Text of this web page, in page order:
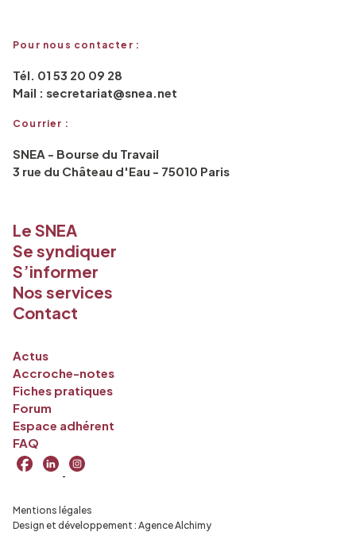
Pour nous contacter :
Tél. 01 53 20 09 28
Mail : secretariat@snea.net
Courrier :
SNEA - Bourse du Travail
3 rue du Château d'Eau - 75010 Paris
Le SNEA
Se syndiquer
S’informer
Nos services
Contact
Actus
Accroche-notes
Fiches pratiques
Forum
Espace adhérent
FAQ
Design et développement : Agence Alchimy
Mentions légales